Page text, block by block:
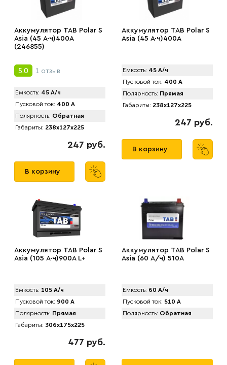
Аккумулятор TAB Polar S
Asia (45 А·ч)400А
(246855)
5.0 1 отзыв
Емкость: 45 А/ч
Пусковой ток: 400 А
Полярность: Обратная
Габариты: 238x127x225
247 руб.
В корзину
Аккумулятор TAB Polar S
Asia (45 А·ч)400А
Емкость: 45 А/ч
Пусковой ток: 400 А
Полярность: Прямая
Габариты: 238x127x225
247 руб.
В корзину
Аккумулятор TAB Polar S
Asia (105 А·ч)900А L+
Емкость: 105 А/ч
Пусковой ток: 900 А
Полярность: Прямая
Габариты: 306x175x225
477 руб.
Аккумулятор TAB Pоlar S
Asia (60 А/ч) 510А
Емкость: 60 А/ч
Пусковой ток: 510 А
Полярность: Обратная